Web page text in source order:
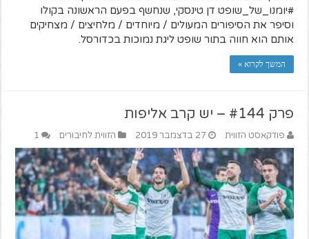
#יומנו_של_שופט דן טינסקי, שנחשף בפעם הראשונה בקולו
וסיפר את הסיפורים המעולים / מיוחדים / מלחיצים / מצחיקים
אותם הוא חווה בתור שופט ליגת נמוכות בכדורסל.
המשך לקרוא »
פרק #144 – יש קרב אליפות
פודקאסט הזווית 27 בדצמבר 2019 הזווית לחיבורים 1